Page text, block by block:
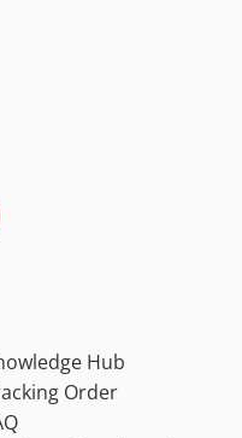
Hub
Order